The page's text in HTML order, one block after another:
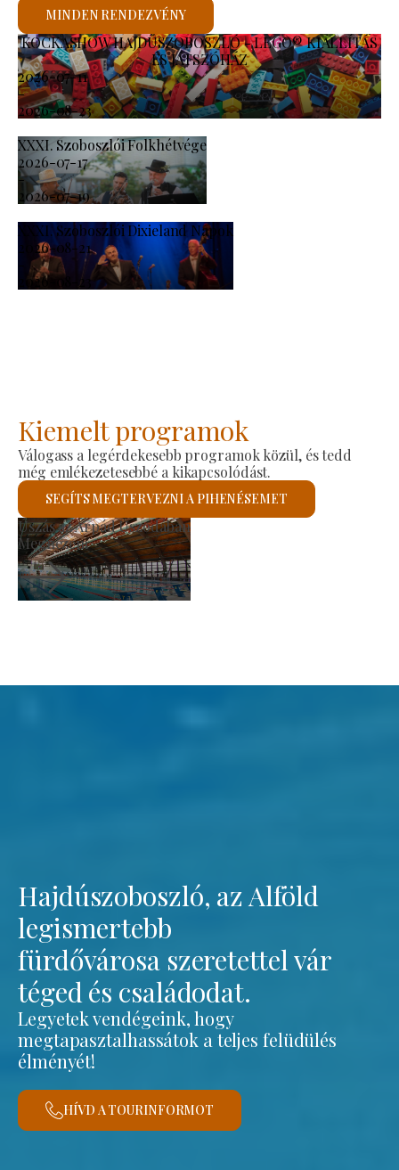
KOCKASHOW HAJDÚSZOBOSZLÓ - LEGO® KIÁLLÍTÁS
ÉS JÁTSZÓHÁZ
2026-07-11
-
2026-08-23
XXXI. Szoboszlói Folkhétvége
2026-07-17
-
2026-07-19
XXXI. Szoboszlói Dixieland Napok
2026-08-21
-
2026-08-23
MINDEN RENDEZVÉNY
Kiemelt programok
Válogass a legérdekesebb programok közül, és tedd
még emlékezetesebbé a kikapcsolódást.
SEGÍTS MEGTERVEZNI A PIHENÉSEMET
Szent László Római Katolikus Templom
Megnézem
Hajdúszoboszló, az Alföld
legismertebb
fürdővárosa szeretettel vár
téged és családodat.
Legyetek vendégeink, hogy
megtapasztalhassátok a teljes felüdülés
élményét!
HÍVD A TOURINFORMOT